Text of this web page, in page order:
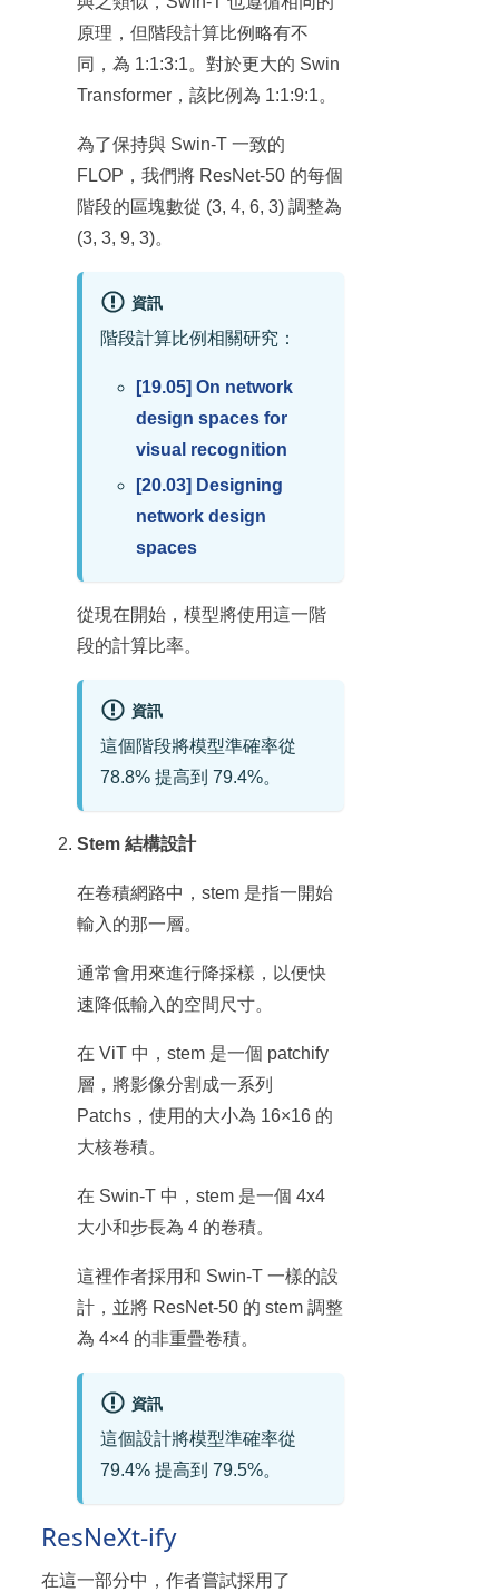
原理，但階段計算比例略有不
同，為 1:1:3:1。對於更大的 Swin
Transformer，該比例為 1:1:9:1。
為了保持與 Swin-T 一致的
FLOP，我們將 ResNet-50 的每個
階段的區塊數從 (3, 4, 6, 3) 調整為
(3, 3, 9, 3)。
資訊
階段計算比例相關研究：
[19.05] On network
design spaces for
visual recognition
[20.03] Designing
network design
spaces
從現在開始，模型將使用這一階
段的計算比率。
資訊
這個階段將模型準確率從
78.8% 提高到 79.4%。
Stem 結構設計
在卷積網路中，stem 是指一開始
輸入的那一層。
通常會用來進行降採樣，以便快
速降低輸入的空間尺寸。
在 ViT 中，stem 是一個 patchify
層，將影像分割成一系列
Patchs，使用的大小為 16×16 的
大核卷積。
在 Swin-T 中，stem 是一個 4x4
大小和步長為 4 的卷積。
這裡作者採用和 Swin-T 一樣的設
計，並將 ResNet-50 的 stem 調整
為 4×4 的非重疊卷積。
資訊
這個設計將模型準確率從
79.4% 提高到 79.5%。
ResNeXt-ify
在這一部分中，作者嘗試採用了